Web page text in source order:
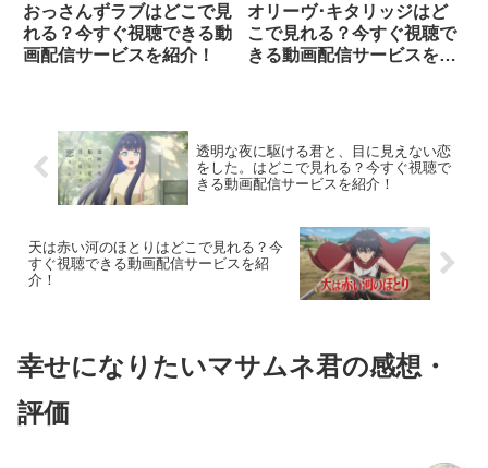
おっさんずラブはどこで見
れる？今すぐ視聴できる動
画配信サービスを紹介！
オリーヴ･キタリッジはど
こで見れる？今すぐ視聴で
きる動画配信サービスを紹
透明な夜に駆ける君と、目に見えない恋
をした。はどこで見れる？今すぐ視聴で
きる動画配信サービスを紹介！
天は赤い河のほとりはどこで見れる？今
すぐ視聴できる動画配信サービスを紹
介！
幸せになりたいマサムネ君の感想・
評価